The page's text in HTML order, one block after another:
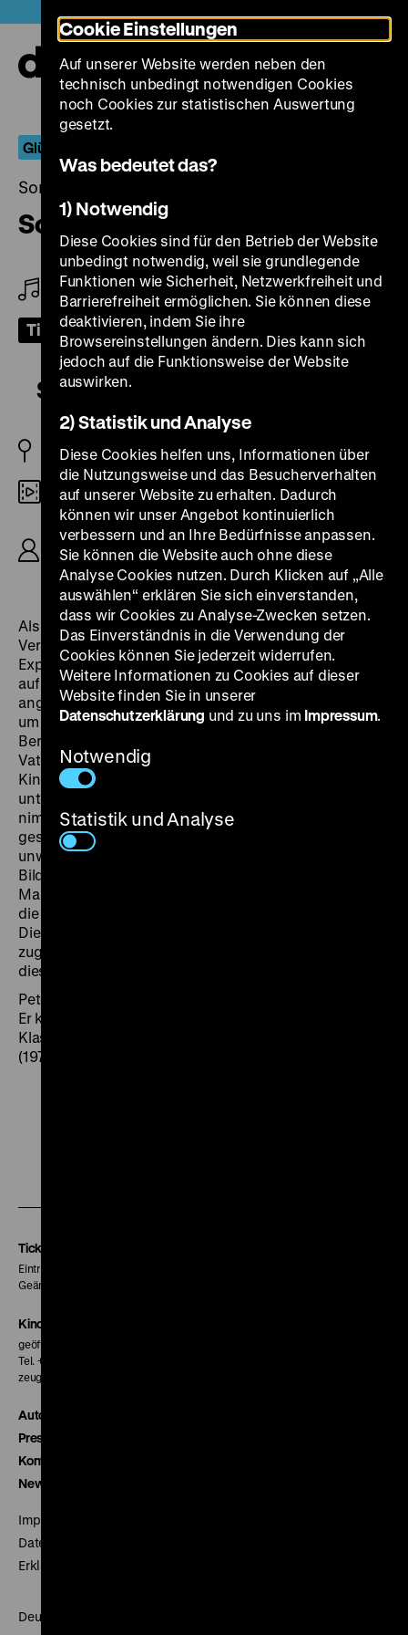
zum
Seiteninhalt
springen
Glück auf!
Sonntag, 03. September 2023, 18.00 Uhr
Schlagende Wetter
Am Klavier: Peter Gotthardt
Tickets
Schlagende Wetter
D 1923
35mm
R: Karl Grune, B: Max Jungk, Julius Urgiß, K: Karl
Hasselmann D: Liane Haid, Eugen Klöpfer,
Leonhard Haskel, Walter Brügmann, 62’
Als schlagende Wetter bezeichnet man unter Tage die
Vermischung von Methan und Luft, die zu einer
Explosion führen kann. In Karl Grunes Drama läuft alles
auf eine solche Explosion hinaus. Diese ist bereits
angelegt im oberirdischen Beziehungsgeflecht rund
um Maria, die ein uneheliches Kind bekommt und den
Bergarbeiter Thomas heiratet, ehe der eigentliche
Vater George, ebenfalls Bergmann, Ansprüche auf
Kind und Frau erhebt. In den riesigen Kulissen von
unterirdischen Gängen wird der Mensch als
nimmermüde Ameise sichtbar. Grune vermischt
geschickt sozialrealistische Kargheit und ein geradezu
unwirkliches Szenenbild. Vor allem die rot viragierten
Bilder der brennenden Schächte sind atemberaubend.
Man wähnt sich in einem höllischen Inferno, in dem all
die zehrende Mühsal des Arbeiterdaseins verdampft.
Die Ohnmacht menschlichen Strebens hat sich selten
zugleich so spektakulär und nüchtern vermittelt wie in
diesen Stollen. (ph)
Peter Gotthardt ist Komponist, Musiker und Verleger.
Er komponierte die Melodien zu zahlreichen DEFA-
Klassikern, darunter
(1973).
Tickets
Eintritt 5 €
Geänderte Preise sind im Programm vermerkt.
Kinokasse
geöffnet 30 Minuten vor Beginn der ersten Vorstellung
Tel. + 49 30 20304-770
zeughauskino@dhm.de
Autor*innen
Presse
Kontakt
Newsletter
Impressum
Datenschutz
Erklärung digitale Barrierefreiheit
Deutsches Historisches Museum
Cookie Einstellungen
Auf unserer Website werden neben den
technisch unbedingt notwendigen Cookies
noch Cookies zur statistischen Auswertung
gesetzt.
Was bedeutet das?
1) Notwendig
Diese Cookies sind für den Betrieb der Website
unbedingt notwendig, weil sie grundlegende
Funktionen wie Sicherheit, Netzwerkfreiheit und
Barrierefreiheit ermöglichen. Sie können diese
deaktivieren, indem Sie ihre
Browsereinstellungen ändern. Dies kann sich
jedoch auf die Funktionsweise der Website
auswirken.
2) Statistik und Analyse
Diese Cookies helfen uns, Informationen über
die Nutzungsweise und das Besucherverhalten
auf unserer Website zu erhalten. Dadurch
können wir unser Angebot kontinuierlich
verbessern und an Ihre Bedürfnisse anpassen.
Sie können die Website auch ohne diese
Analyse Cookies nutzen. Durch Klicken auf „Alle
auswählen“ erklären Sie sich einverstanden,
dass wir Cookies zu Analyse-Zwecken setzen.
Das Einverständnis in die Verwendung der
Cookies können Sie jederzeit widerrufen.
Weitere Informationen zu Cookies auf dieser
Website finden Sie in unserer
Datenschutzerklärung und zu uns im Impressum.
Notwendig
Statistik und Analyse